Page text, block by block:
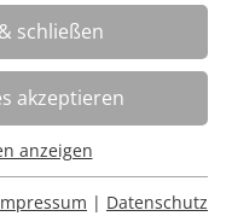
Uhr
schließen
akzeptieren
Funktionen
anzeigen
| Datenschutz